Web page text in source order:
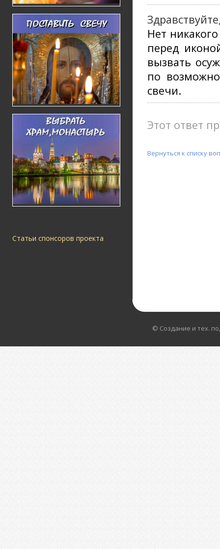
Статьи спонсоров проекта
Нет
перед
вызвать
по
свечи.
Этот ответ
Вернуться к списку
© Создание и тех.